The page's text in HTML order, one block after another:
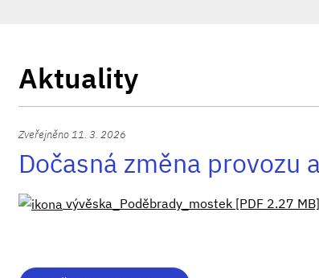
Aktuality
Zveřejněno 11. 3. 2026
Dočasná změna provozu
vývěska_Poděbrady_mostek [PDF 2.27 MB]